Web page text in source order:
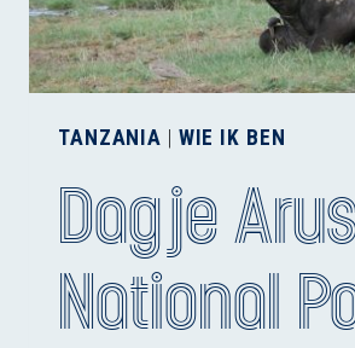
TANZANIA WIE IK BEN
Dagje
National